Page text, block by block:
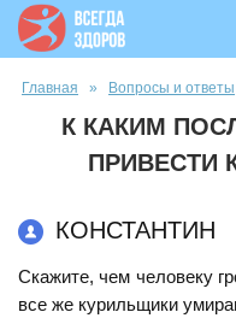
Вы здесь
Главная » Вопросы и ответы
К КАКИМ
ПРИВЕСТИ
КОНСТАНТИН
Скажите, чем человеку
все же курильщики